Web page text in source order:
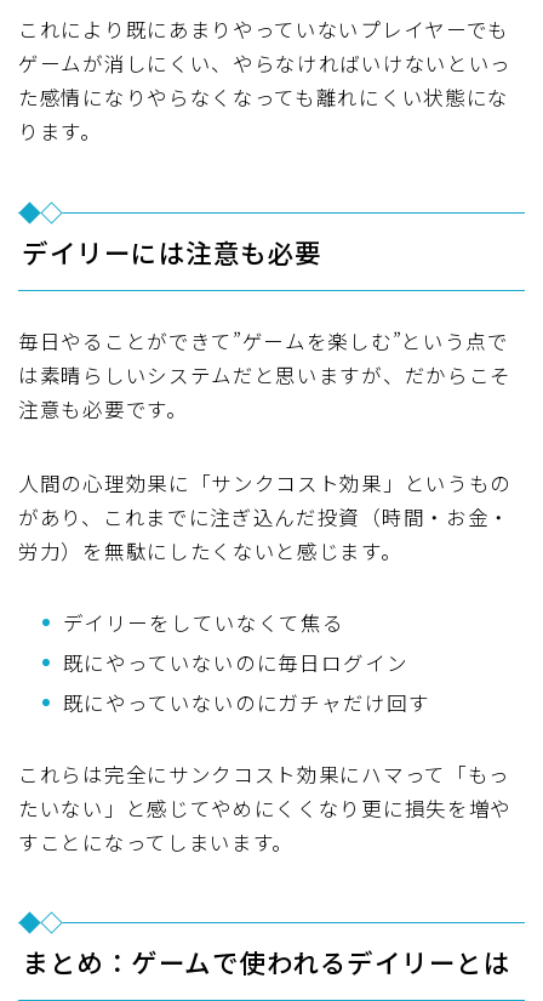
これにより既にあまりやっていないプレイヤーでも
ゲームが消しにくい、やらなければいけないといっ
た感情になりやらなくなっても離れにくい状態にな
ります。
デイリーには注意も必要
毎日やることができて”ゲームを楽しむ”という点で
は素晴らしいシステムだと思いますが、だからこそ
注意も必要です。
人間の心理効果に「サンクコスト効果」というもの
があり、これまでに注ぎ込んだ投資（時間・お金・
労力）を無駄にしたくないと感じます。
デイリーをしていなくて焦る
既にやっていないのに毎日ログイン
既にやっていないのにガチャだけ回す
これらは完全にサンクコスト効果にハマって「もっ
たいない」と感じてやめにくくなり更に損失を増や
すことになってしまいます。
まとめ：ゲームで使われるデイリーとは